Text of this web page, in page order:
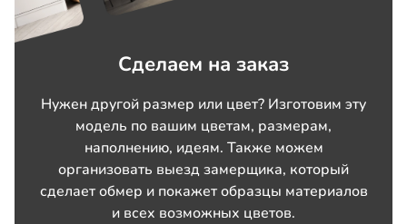
Сделаем на заказ
Нужен другой размер или цвет? Изготовим эту
модель по вашим цветам, размерам,
наполнению, идеям. Также можем
организовать выезд замерщика, который
сделает обмер и покажет образцы материалов
и всех возможных цветов.